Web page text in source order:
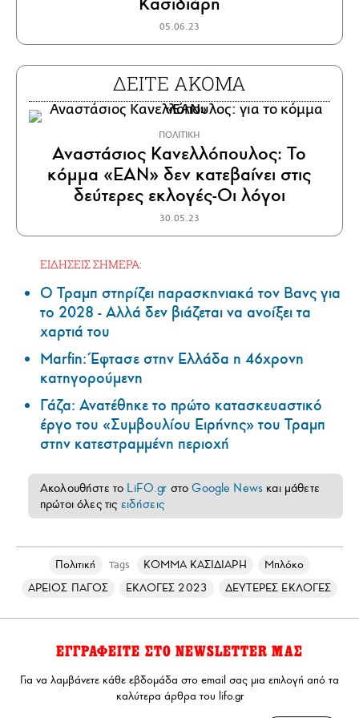
05.06.23
ΔΕΙΤΕ ΑΚΟΜΑ
ΠΟΛΙΤΙΚΗ
Αναστάσιος Κανελλόπουλος: Το
κόμμα «EAN» δεν κατεβαίνει στις
δεύτερες εκλογές-Οι λόγοι
30.05.23
ΕΙΔΗΣΕΙΣ ΣΗΜΕΡΑ:
Ο Τραμπ στηρίζει παρασκηνιακά τον Βανς για
το 2028 - Αλλά δεν βιάζεται να ανοίξει τα
χαρτιά του
Marfin: Έφτασε στην Ελλάδα η 46χρονη
κατηγορούμενη
Γάζα: Ανατέθηκε το πρώτο κατασκευαστικό
έργο του «Συμβουλίου Ειρήνης» του Τραμπ
στην κατεστραμμένη περιοχή
Ακολουθήστε το LiFO.gr στοGoogle News και μάθετε
πρώτοι όλες τις ειδήσεις
Πολιτική Tags ΚΟΜΜΑ ΚΑΣΙΔΙΑΡΗ
Μπλόκο
ΑΡΕΙΟΣ ΠΑΓΟΣ
ΕΚΛΟΓΕΣ 2023 ΔΕΥΤΕΡΕΣ ΕΚΛΟΓΕΣ
ΕΓΓΡΑΦΕΙΤΕ ΣΤΟ NEWSLETTER ΜΑΣ
Για να λαμβάνετε κάθε εβδομάδα στο email σας μια επιλογή από τα
καλύτερα άρθρα του lifo.gr